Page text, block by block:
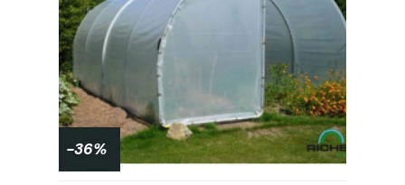
-36%